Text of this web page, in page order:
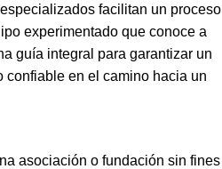
facilitan un proceso
experimentado que conoce a
guía integral para garantizar un
confiable en el camino hacia un
asociación o fundación sin fines